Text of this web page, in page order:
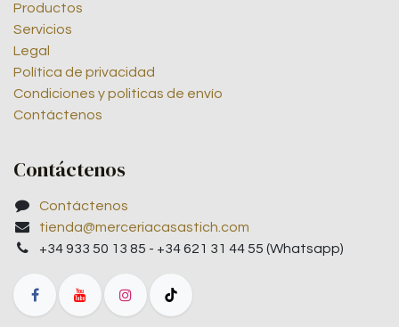
Productos
Servicios
Legal
Política de privacidad
Condiciones y politicas de envío
Contáctenos
Contáctenos
Contáctenos
tienda@merceriacasastich.com
+34 933 50 13 85 - +34 621 31 44 55 (Whatsapp)